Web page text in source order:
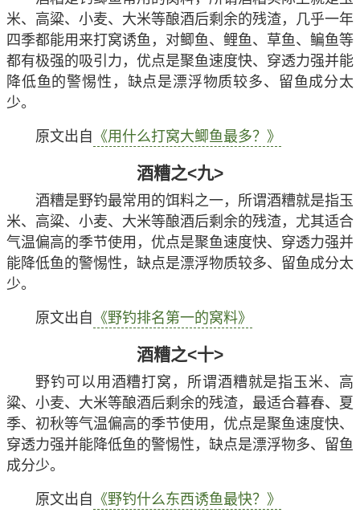
原文出自《春季钓鱼用什么打窝最好？》
酒糟之<七>
秋季钓鱼可以用酒糟打窝，所谓酒糟就是玉米、高
粱、小麦等酿酒后剩余的残渣，尤其适合夏、秋等气温
偏高的季节使用，优点是聚鱼速度快、穿透力强并能降
原文出自《秋季钓鱼用什么窝料最好？》
酒糟之<八>